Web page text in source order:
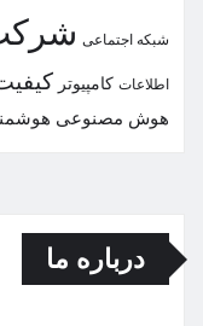
شبكه اجتماعی
اطلاعات كامپیوتر
هوش مصنوعی
درباره ما